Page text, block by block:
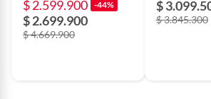
País de origen
$ 2.599.900 -44%
$ 2.699.900
$ 4.669.900
$
$ 3.845.300